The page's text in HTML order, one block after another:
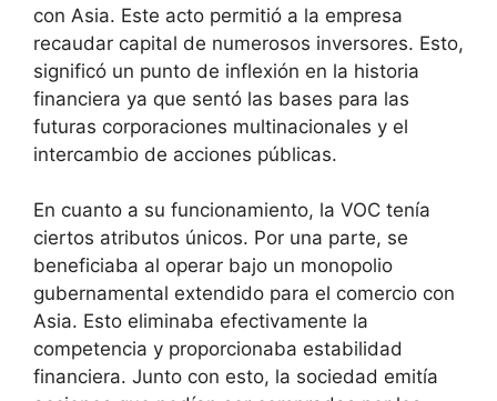
con Asia. Este acto permitió a la empresa
recaudar capital de numerosos inversores. Esto,
significó un punto de inflexión en la historia
financiera ya que sentó las bases para las
futuras corporaciones multinacionales y el
intercambio de acciones públicas.
En cuanto a su funcionamiento, la VOC tenía
ciertos atributos únicos. Por una parte, se
beneficiaba al operar bajo un monopolio
gubernamental extendido para el comercio con
Asia. Esto eliminaba efectivamente la
competencia y proporcionaba estabilidad
financiera. Junto con esto, la sociedad emitía